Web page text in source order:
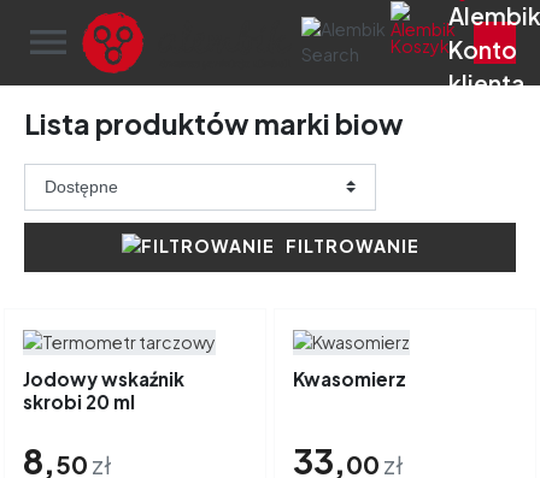
menu
Lista produktów marki biow
FILTROWANIE
Jodowy wskaźnik
skrobi 20 ml
8,50 zł
Kwasomierz
33,00 zł